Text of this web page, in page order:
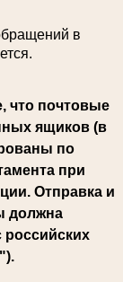
в
что почтовые
ящиков (в
по
при
Отправка и
должна
российских